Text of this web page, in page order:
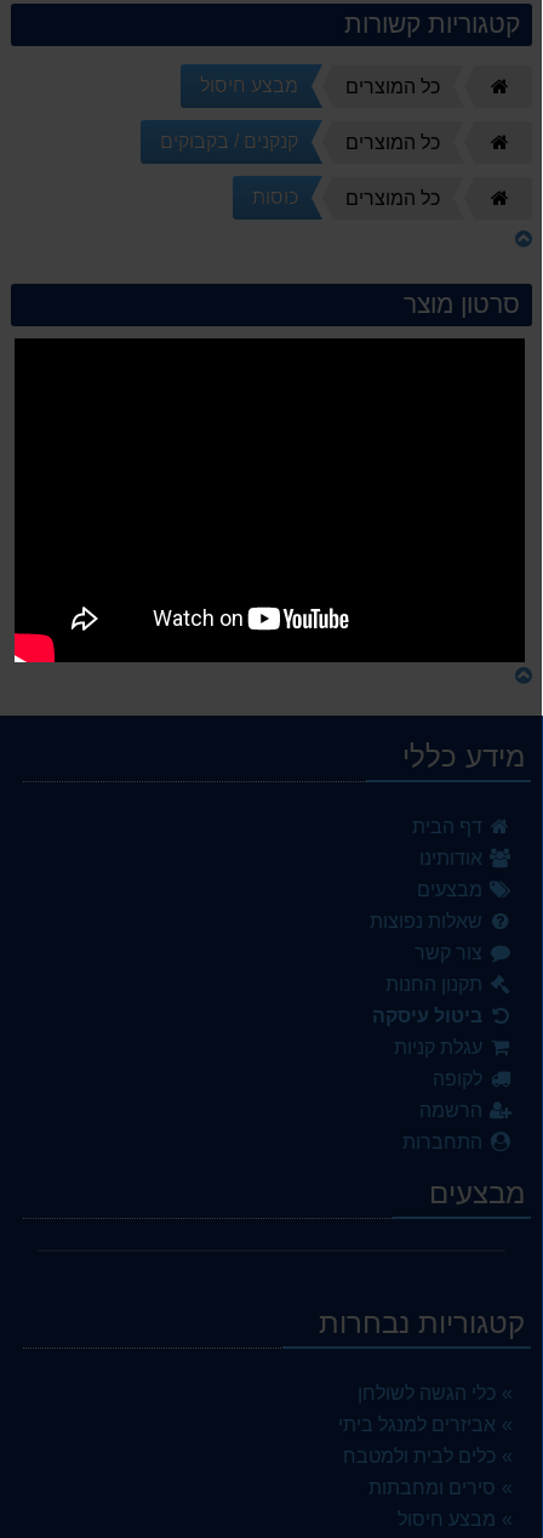
קטגוריות קשורות
כל המוצרים מבצע חיסול
כל המוצרים קנקנים / בקבוקים
כל המוצרים כוסות
סרטון מוצר
מידע כללי
דף הבית
אודותינו
מבצעים
שאלות נפוצות
צור קשר
תקנון החנות
ביטול עיסקה
עגלת קניות
לקופה
הרשמה
התחברות
מבצעים
קטגוריות נבחרות
כלי הגשה לשולחן
אביזרים למנגל ביתי
כלים לבית ולמטבח
סירים ומחבתות
מבצע חיסול